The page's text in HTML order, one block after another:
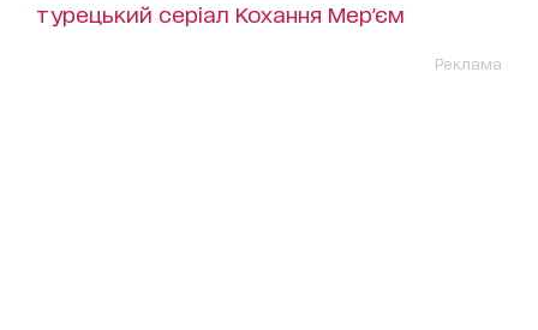
турецький серіал Кохання Мер'єм
Реклама